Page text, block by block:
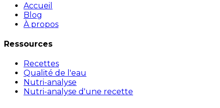
Accueil
Blog
À propos
Ressources
Recettes
Qualité de l'eau
Nutri-analyse
Nutri-analyse d'une recette